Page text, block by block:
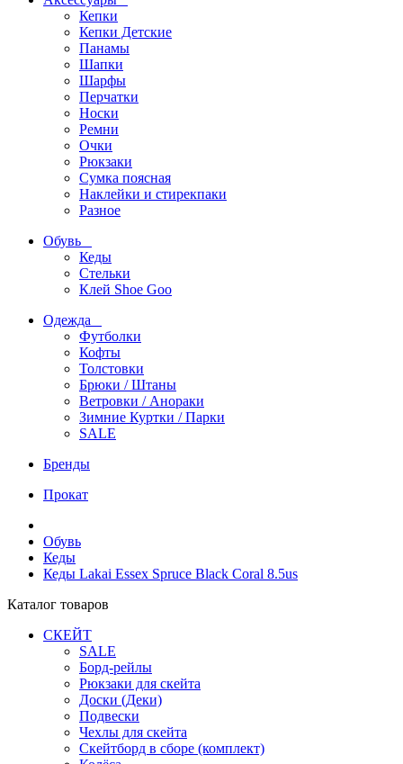
Кепки
Кепки Детские
Панамы
Шапки
Шарфы
Перчатки
Носки
Ремни
Очки
Рюкзаки
Сумка поясная
Наклейки и стирекпаки
Разное
Обувь
Кеды
Стельки
Клей Shoe Goo
Одежда
Футболки
Кофты
Толстовки
Брюки / Штаны
Ветровки / Анораки
Зимние Куртки / Парки
SALE
Бренды
Прокат
Обувь
Кеды
Кеды Lakai Essex Spruce Black Coral 8.5us
Каталог товаров
СКЕЙТ
SALE
Борд-рейлы
Рюкзаки для скейта
Доски (Деки)
Подвески
Чехлы для скейта
Скейтборд в сборе (комплект)